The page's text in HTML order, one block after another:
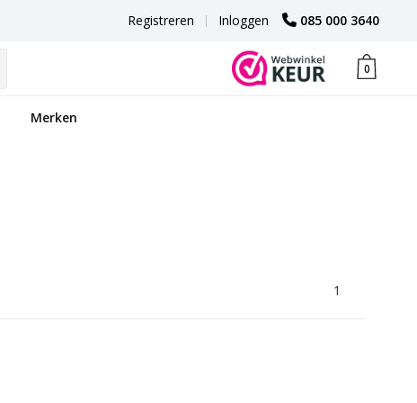
085 000 3640
Inloggen
|
Registreren
0
Merken
1